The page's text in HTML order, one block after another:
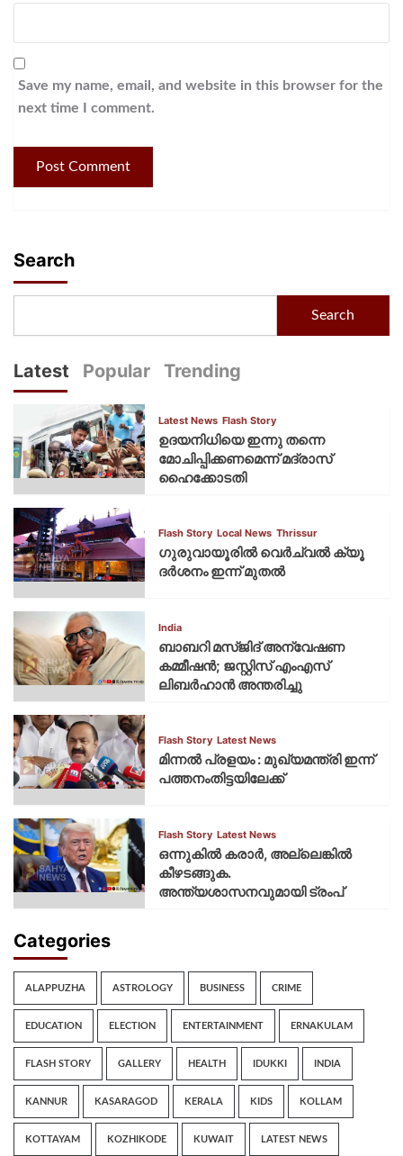
Save my name, email, and website in this browser for the
next time I comment.
Search
Search
Latest Popular Trending
Latest News Flash Story
ഉദയനിധിയെ ഇന്നു തന്നെ
മോചിപ്പിക്കണമെന്ന് മദ്രാസ്
ഹൈക്കോടതി
Flash Story Local News Thrissur
ഗുരുവായൂരില്‍ വെര്‍ച്വല്‍ ക്യൂ
ദര്‍ശനം ഇന്ന് മുതല്‍
India
ബാബറി മസ്ജിദ് അന്വേഷണ
കമ്മീഷന്‍; ജസ്റ്റിസ് എംഎസ്
ലിബര്‍ഹാന്‍ അന്തരിച്ചു
Flash Story Latest News
മിന്നല്‍ പ്രളയം : മുഖ്യമന്ത്രി ഇന്ന്
പത്തനംതിട്ടയിലേക്ക്
Flash Story Latest News
ഒന്നുകില്‍ കരാര്‍, അല്ലെങ്കില്‍
കീഴടങ്ങുക.
അന്ത്യശാസനവുമായി ട്രംപ്
Categories
ALAPPUZHA ASTROLOGY BUSINESS CRIME
EDUCATION ELECTION ENTERTAINMENT ERNAKULAM
FLASH STORY GALLERY HEALTH IDUKKI INDIA
KANNUR KASARAGOD KERALA KIDS KOLLAM
KOTTAYAM KOZHIKODE KUWAIT LATEST NEWS